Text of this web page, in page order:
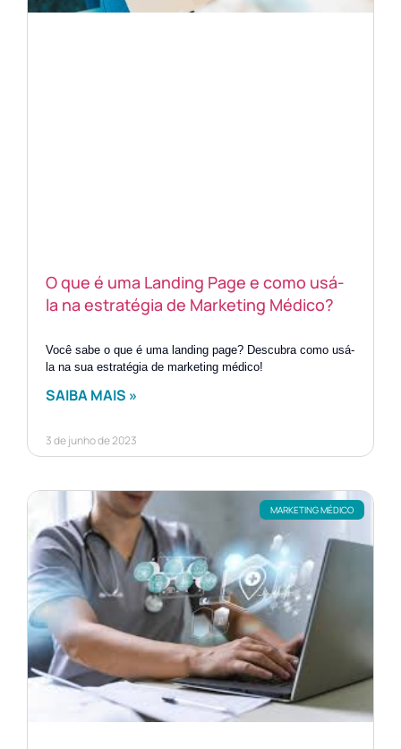
O que é uma Landing Page e como usá-
la na estratégia de Marketing Médico?
Você sabe o que é uma landing page? Descubra como usá-
la na sua estratégia de marketing médico!
SAIBA MAIS »
3 de junho de 2023
MARKETING MÉDICO